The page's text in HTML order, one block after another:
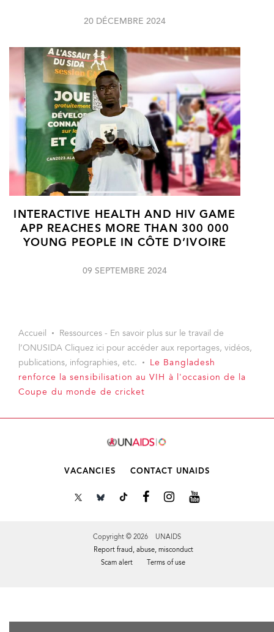
20 DÉCEMBRE 2024
INTERACTIVE HEALTH AND HIV GAME
APP REACHES MORE THAN 300 000
YOUNG PEOPLE IN CÔTE D’IVOIRE
09 SEPTEMBRE 2024
Accueil
Ressources - En savoir plus sur le travail de
l’ONUSIDA Cliquez ici pour accéder aux reportages, vidéos,
publications, infographies, etc.
Le Bangladesh
renforce la sensibilisation au VIH à l'occasion de la
Coupe du monde de cricket
VACANCIES CONTACT UNAIDS
Copyright © 2026 UNAIDS
Report fraud, abuse, misconduct
Scam alert
Terms of use